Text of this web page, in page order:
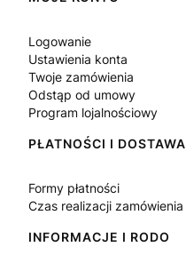
Logowanie
Ustawienia konta
Twoje zamówienia
Odstąp od umowy
Program lojalnościowy
PŁATNOŚCI I DOSTAWA
Formy płatności
Czas realizacji zamówienia
INFORMACJE I RODO